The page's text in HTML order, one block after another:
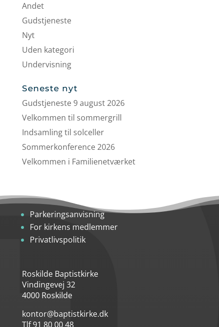
Andet
Gudstjeneste
Nyt
Uden kategori
Undervisning
Seneste nyt
Gudstjeneste 9 august 2026
Velkommen til sommergrill
Indsamling til solceller
Sommerkonference 2026
Velkommen i Familienetværket
Parkeringsanvisning
For kirkens medlemmer
Privatlivspolitik
Roskilde Baptistkirke
Vindingevej 32
4000 Roskilde
kontor@baptistkirke.dk
Tlf 91 80 00 48